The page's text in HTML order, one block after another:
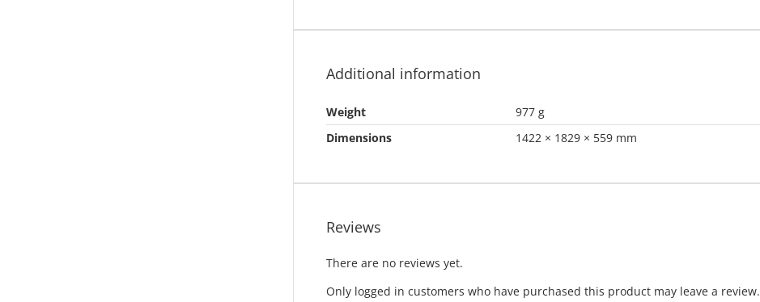
Additional information
Weight
977 g
Dimensions
1422 × 1829 × 559 mm
Reviews
There are no reviews yet.
Only logged in customers who have purchased this product may leave a review.